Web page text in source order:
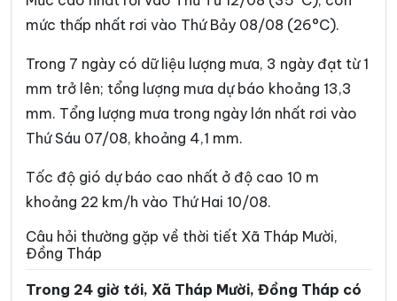
Xã Đồng Sơn Xã Gia Thuận
Xã Gò Công Đông Xã Hậu Mỹ
Xã Hiệp Đức Xã Hòa Long
Xã Hội Cư Xã Hưng Thạnh
Xã Kim Sơn Xã Lai Vung
Xã Lấp Vò Xã Long Bình
Xã Long Định Xã Long Khánh
Xã Long Tiên
mức thấp nhất rơi vào Thứ Bảy 08/08 (26°C).
Trong 7 ngày có dữ liệu lượng mưa, 3 ngày đạt từ 1
mm trở lên; tổng lượng mưa dự báo khoảng 13,3
mm. Tổng lượng mưa trong ngày lớn nhất rơi vào
Thứ Sáu 07/08, khoảng 4,1 mm.
Tốc độ gió dự báo cao nhất ở độ cao 10 m
khoảng 22 km/h vào Thứ Hai 10/08.
Câu hỏi thường gặp về thời tiết Xã Tháp Mười,
Đồng Tháp
Trong 24 giờ tới, Xã Tháp Mười, Đồng Tháp có